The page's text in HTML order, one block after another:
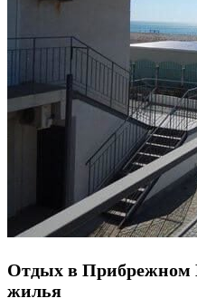
Отдых в Прибрежном
жилья